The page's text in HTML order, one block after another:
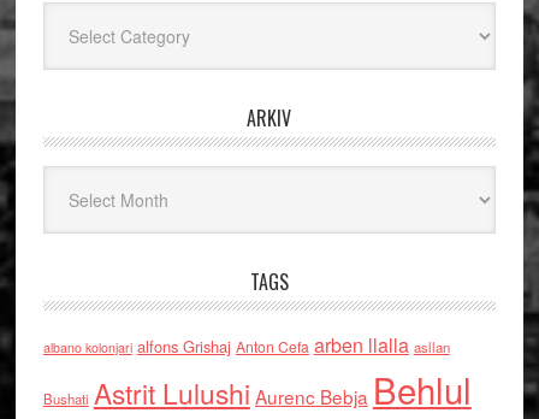
ARKIV
TAGS
albano kolonjari alfons Grishaj Anton Cefa arben llalla asllan
Bushati Astrit Lulushi Aurenc Bebja Behlul